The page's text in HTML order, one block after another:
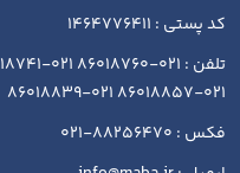
کد پستی : 1464776411
021-86018857 021-86018839
فکس : 88256470-021